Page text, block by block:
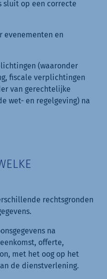
sluit op een correcte
evenementen en
(waaronder
fiscale verplichtingen
van gerechtelijke
wet- en regelgeving) na
rechtsgronden
na
offerte,
met het oog op het
de dienstverlening.